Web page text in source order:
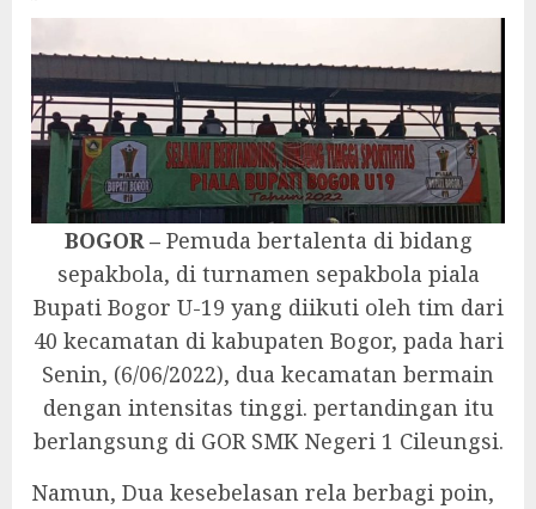
BOGOR – Pemuda bertalenta di bidang
sepakbola, di turnamen sepakbola piala
Bupati Bogor U-19 yang diikuti oleh tim dari
40 kecamatan di kabupaten Bogor, pada hari
Senin, (6/06/2022), dua kecamatan bermain
dengan intensitas tinggi. pertandingan itu
berlangsung di GOR SMK Negeri 1 Cileungsi.
Namun, Dua kesebelasan rela berbagi poin,